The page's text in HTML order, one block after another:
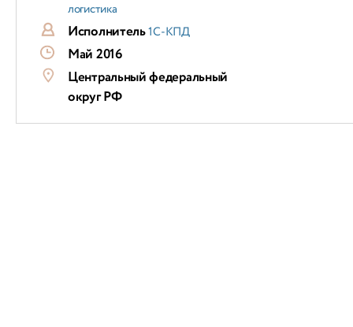
логистика
Исполнитель1С-КПД
Май 2016
Центральный федеральный
округ РФ